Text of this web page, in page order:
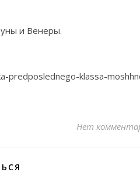
и Венеры.
klassa-
Нет